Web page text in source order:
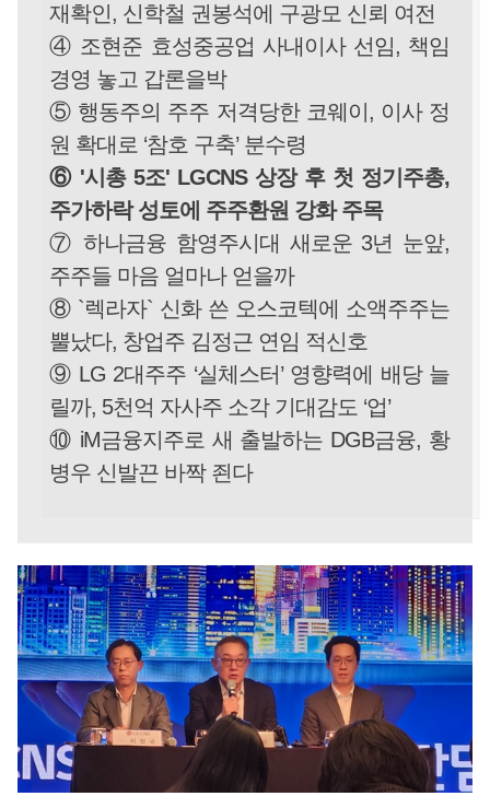
재확인, 신학철 권봉석에 구광모 신뢰 여전
④ 조현준 효성중공업 사내이사 선임, 책임
경영 놓고 갑론을박
⑤ 행동주의 주주 저격당한 코웨이, 이사 정
원 확대로 ‘참호 구축’ 분수령
⑥ '시총 5조' LGCNS 상장 후 첫 정기주총,
주가하락 성토에 주주환원 강화 주목
⑦ 하나금융 함영주시대 새로운 3년 눈앞,
주주들 마음 얼마나 얻을까
⑧ `렉라자` 신화 쓴 오스코텍에 소액주주는
뿔났다, 창업주 김정근 연임 적신호
⑨ LG 2대주주 ‘실체스터’ 영향력에 배당 늘
릴까, 5천억 자사주 소각 기대감도 ‘업’
⑩ iM금융지주로 새 출발하는 DGB금융, 황
병우 신발끈 바짝 죈다